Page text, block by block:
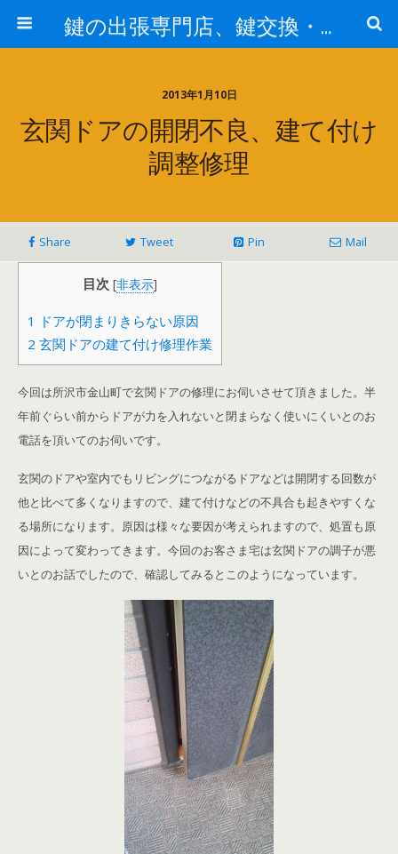
鍵の出張専門店、鍵交換・修理が格安料金/東京・埼玉・さいたま市
2013年1月10日
玄関ドアの開閉不良、建て付け
調整修理
Share Tweet Pin Mail
目次 [非表示]
1
ドアが閉まりきらない原因
2 玄関ドアの建て付け修理作業
今回は所沢市金山町で玄関ドアの修理にお伺いさせて頂きました。半
年前ぐらい前からドアが力を入れないと閉まらなく使いにくいとのお
電話を頂いてのお伺いです。
玄関のドアや室内でもリビングにつながるドアなどは開閉する回数が
他と比べて多くなりますので、建て付けなどの不具合も起きやすくな
る場所になります。原因は様々な要因が考えられますので、処置も原
因によって変わってきます。今回のお客さま宅は玄関ドアの調子が悪
いとのお話でしたので、確認してみるとこのようになっています。